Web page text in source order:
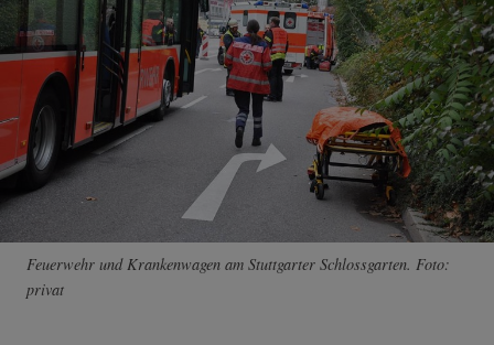
Feuerwehr und Krankenwagen am Stuttgarter Schlossgarten. Foto:
privat